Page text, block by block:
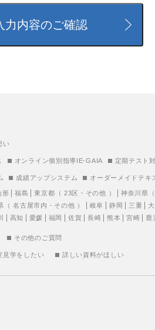
い
オンライン個別指導IE-GAIA 定期テスト
成績アップシステム オーダーメイドテキ
形 福島 東京都 （ 23区 ・ その他 ） 神奈川県
（名古屋市内 ・ その他 ） 岐阜 静岡 三重
高知 愛媛 福岡 佐賀 長崎 熊本 宮崎 鹿
その他のご質問
見学をしたい 詳しい資料がほしい